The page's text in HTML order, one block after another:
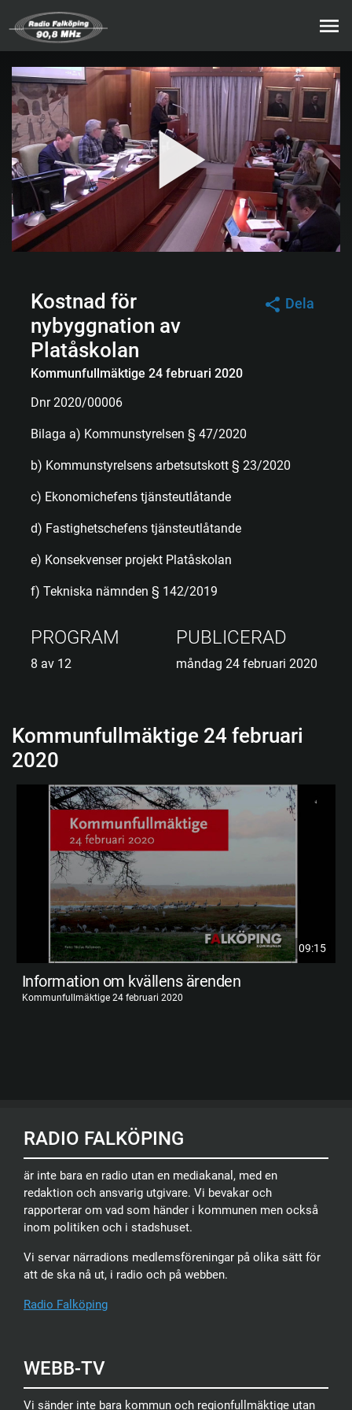
Dela
Kostnad för
nybyggnation av
Platåskolan
Kommunfullmäktige 24 februari 2020
Dnr 2020/00006
Bilaga a) Kommunstyrelsen § 47/2020
b) Kommunstyrelsens arbetsutskott § 23/2020
c) Ekonomichefens tjänsteutlåtande
d) Fastighetschefens tjänsteutlåtande
e) Konsekvenser projekt Platåskolan
f) Tekniska nämnden § 142/2019
PROGRAM
8 av 12
PUBLICERAD
måndag 24 februari 2020
Kommunfullmäktige 24 februari
2020
09:15
Information om kvällens ärenden
Kommunfullmäktige 24 februari 2020
RADIO FALKÖPING
är inte bara en radio utan en mediakanal, med en
redaktion och ansvarig utgivare. Vi bevakar och
rapporterar om vad som händer i kommunen men också
inom politiken och i stadshuset.
Vi servar närradions medlemsföreningar på olika sätt för
att de ska nå ut, i radio och på webben.
Radio Falköping
WEBB-TV
Vi sänder inte bara kommun och regionfullmäktige utan